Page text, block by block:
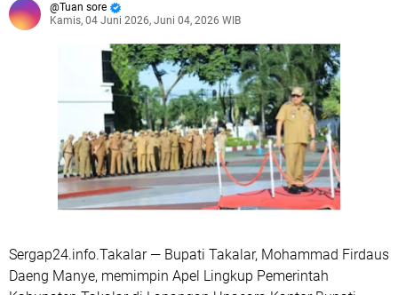
Tuan sore
Kamis, 04 Juni 2026, Juni 04, 2026 WIB
Sergap24.info.Takalar — Bupati Takalar, Mohammad Firdaus
Daeng Manye, memimpin Apel Lingkup Pemerintah